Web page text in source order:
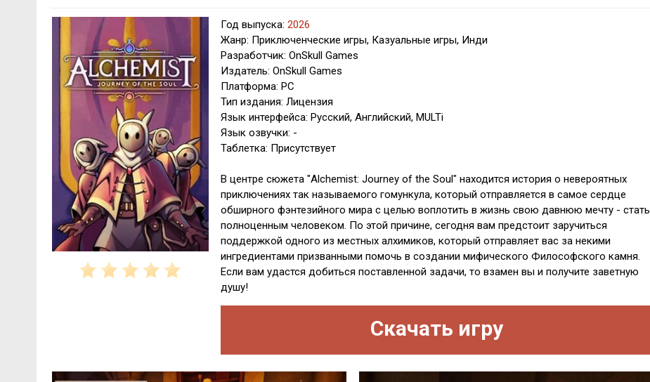
Год выпуска: 2026
Жанр: Приключенческие игры, Казуальные игры, Инди
Разработчик: OnSkull Games
Издатель: OnSkull Games
Платформа: PC
Тип издания: Лицензия
Язык интерфейса: Русский, Английский, MULTi
Язык озвучки: -
Таблетка: Присутствует
В центре сюжета "Alchemist: Journey of the Soul" находится история о невероятных
приключениях так называемого гомункула, который отправляется в самое сердце
обширного фэнтезийного мира с целью воплотить в жизнь свою давнюю мечту - стать
полноценным человеком. По этой причине, сегодня вам предстоит заручиться
поддержкой одного из местных алхимиков, который отправляет вас за некими
ингредиентами призванными помочь в создании мифического Философского камня.
Если вам удастся добиться поставленной задачи, то взамен вы и получите заветную
душу!
Скачать игру